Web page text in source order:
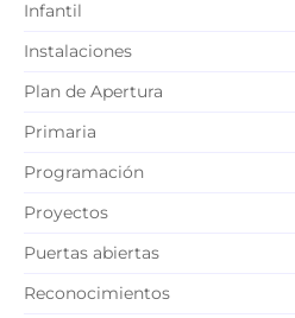
Infantil
Instalaciones
Plan de Apertura
Primaria
Programación
Proyectos
Puertas abiertas
Reconocimientos